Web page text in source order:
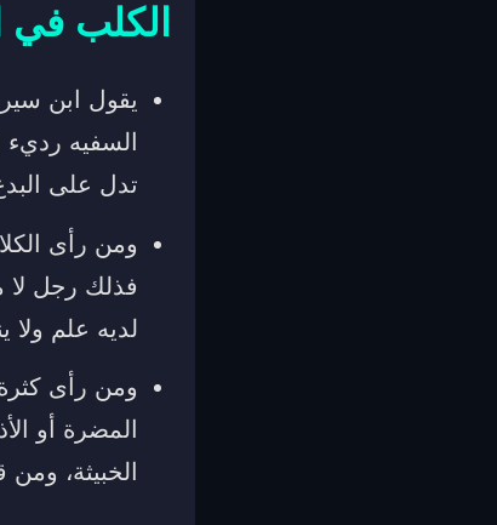
الكلب في
يقول ابن
السفيه
تدل على
ومن رأى
فذلك رجل لا
لديه علم ولا
ومن رأى
المضرة أو
الخبيثة،